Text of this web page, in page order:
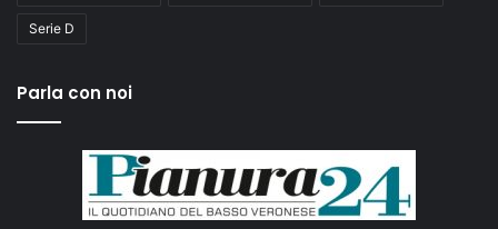
Serie D
Parla con noi